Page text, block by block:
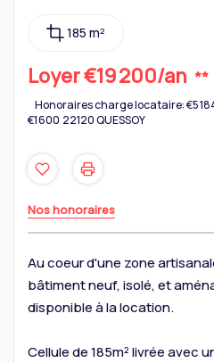
185 m²
Loyer €19 200/an **
Honoraires charge locataire: €5
€1 600 22120 QUESSOY
Nos honoraires
Au coeur d'une zone
bâtiment neuf, isolé, et
disponible à la location.
Cellule de 185m² livrée avec